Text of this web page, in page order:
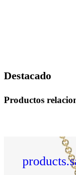
Destacado
Productos